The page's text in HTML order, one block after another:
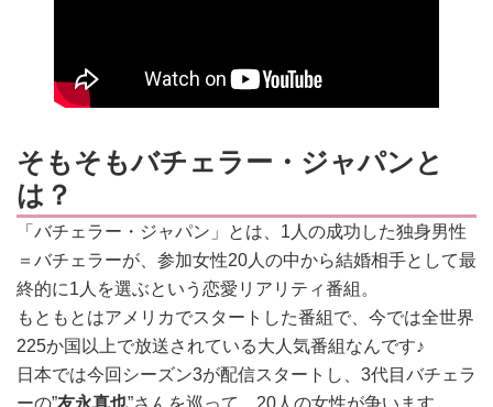
そもそもバチェラー・ジャパンと
は？
「バチェラー・ジャパン」とは、1人の成功した独身男性
＝バチェラーが、参加女性20人の中から結婚相手として最
終的に1人を選ぶという恋愛リアリティ番組。
もともとはアメリカでスタートした番組で、今では全世界
225か国以上で放送されている大人気番組なんです♪
日本では今回シーズン3が配信スタートし、3代目バチェラ
ーの”友永真也”さんを巡って、20人の女性が争います。